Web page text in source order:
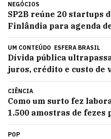
NEGÓCIOS
SP2B reúne 20 startups
Finlândia para agenda
UM CONTEÚDO ESFERA BRASIL
Dívida pública
juros, crédito e custo de
CIÊNCIA
Como um surto fez
1.500 amostras de fezes
POP